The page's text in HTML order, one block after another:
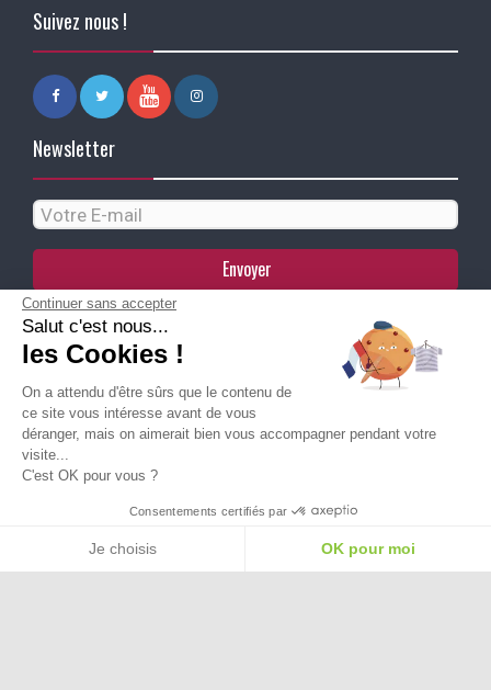
Besoin d'aide pour choisir une
taille ou une pointure ?
Suivez nous !
Newsletter
Envoyer
Paiement Sécurisé
Ma Livraison
Continuer sans accepter
Salut c'est nous...
les Cookies !
On a attendu d'être sûrs que le contenu de
ce site vous intéresse avant de vous
déranger, mais on aimerait bien vous accompagner pendant votre
visite...
C'est OK pour vous ?
Consentements certifiés par
Je choisis OK pour moi